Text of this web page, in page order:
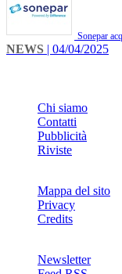
Sonepar
NEWS | 04/04/2025
Chi siamo
Contatti
Pubblicità
Riviste
Mappa del sito
Privacy
Credits
Newsletter